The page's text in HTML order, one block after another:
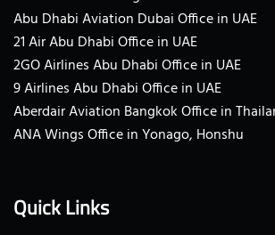
Abu Dhabi Aviation Dubai Office in UAE
21 Air Abu Dhabi Office in UAE
2GO Airlines Abu Dhabi Office in UAE
9 Airlines Abu Dhabi Office in UAE
Aberdair Aviation Bangkok Office in
ANA Wings Office in Yonago, Honshu
Quick Links